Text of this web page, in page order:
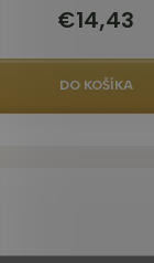
€14,43
DO KOŠÍKA